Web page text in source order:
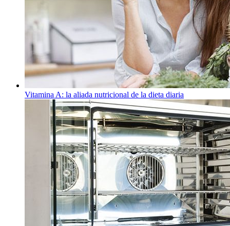
Vitamina A: la aliada nutricional de la dieta diaria